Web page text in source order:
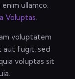
ullamco.
Voluptas.
voluptatem
aut fugit, sed
voluptas sit